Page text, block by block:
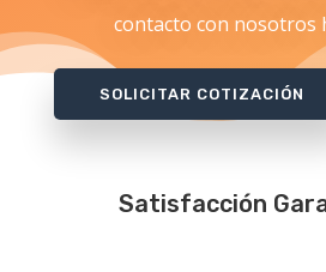
contacto con nosotros
SOLICITAR COTIZACIÓN
Satisfacción